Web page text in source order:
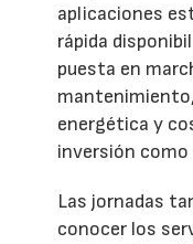
aplicaciones
rápida
puesta en
energética y
inversión como
Las jornadas
conocer los